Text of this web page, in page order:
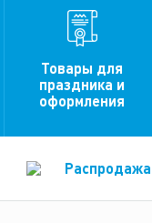
Товары для
праздника и
оформления
Распродажа